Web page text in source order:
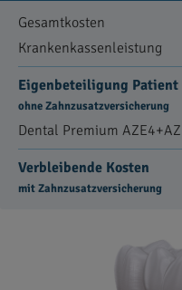
Gesamtkosten
Krankenkassenleistung
Eigenbeteiligung Patient
ohne Zahnzusatzversicherung
Dental Premium
Verbleibende Kosten
mit Zahnzusatzversicherung